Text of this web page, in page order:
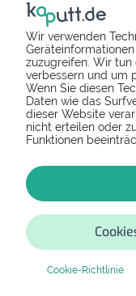
Wir verwenden
zuzugreifen. Wir
verbessern und um
Wenn Sie diesen
Daten wie das
dieser Website
nicht erteilen oder
Funktionen
Cookie-Richtlinie
für